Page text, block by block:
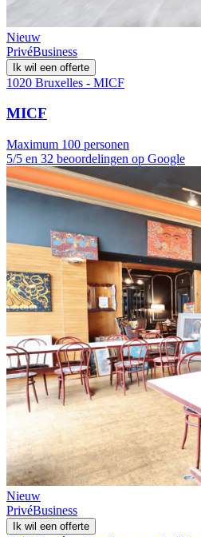
Nieuw
PrivéBusiness
Ik wil een offerte
1020 Bruxelles - MICF
MICF
Maximum 100 personen
5/5 en 32 beoordelingen op Google
Nieuw
PrivéBusiness
Ik wil een offerte